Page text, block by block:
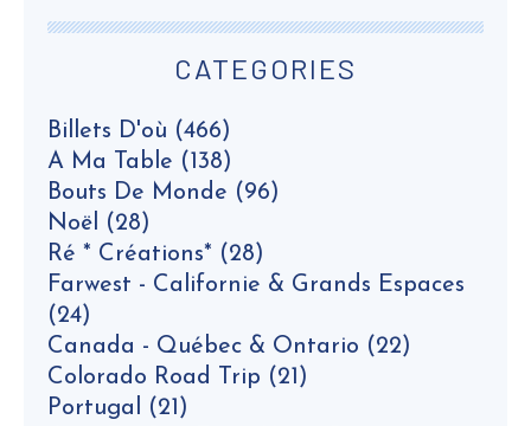
CATEGORIES
Billets D'où (466)
A Ma Table (138)
Bouts De Monde (96)
Noël (28)
Ré * Créations* (28)
Farwest - Californie & Grands Espaces
(24)
Canada - Québec & Ontario (22)
Colorado Road Trip (21)
Portugal (21)